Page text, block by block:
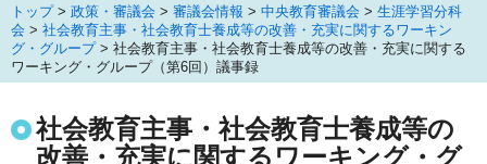
トップ> 政策・審議会 > 審議会情報 > 中央教育審議会 > 生涯学習分科
会 > 社会教育主事・社会教育士養成等の改善・充実に関するワーキン
グ・グループ> 社会教育主事・社会教育士養成等の改善・充実に関する
ワーキング・グループ（第6回）議事録
社会教育主事・社会教育士養成等の
改善・充実に関するワーキング・グ